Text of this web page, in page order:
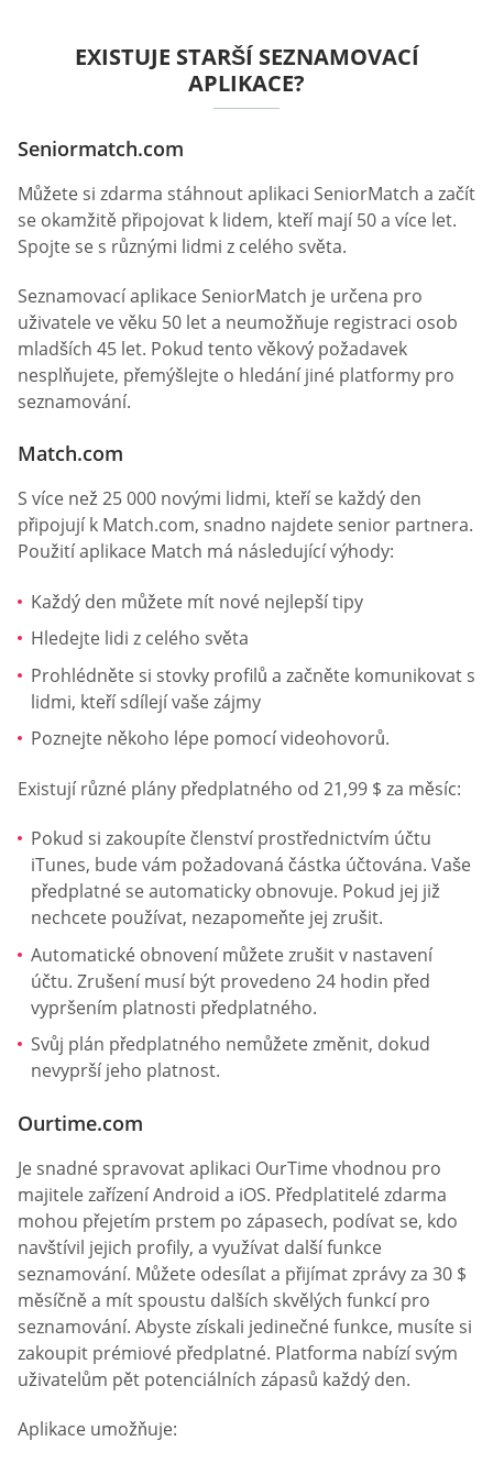
EXISTUJE STARŠÍ SEZNAMOVACÍ
APLIKACE?
Seniormatch.com
Můžete si zdarma stáhnout aplikaci SeniorMatch a začít
se okamžitě připojovat k lidem, kteří mají 50 a více let.
Spojte se s různými lidmi z celého světa.
Seznamovací aplikace SeniorMatch je určena pro
uživatele ve věku 50 let a neumožňuje registraci osob
mladších 45 let. Pokud tento věkový požadavek
nesplňujete, přemýšlejte o hledání jiné platformy pro
seznamování.
Match.com
S více než 25 000 novými lidmi, kteří se každý den
připojují k Match.com, snadno najdete senior partnera.
Použití aplikace Match má následující výhody:
Každý den můžete mít nové nejlepší tipy
Hledejte lidi z celého světa
Prohlédněte si stovky profilů a začněte komunikovat s
lidmi, kteří sdílejí vaše zájmy
Poznejte někoho lépe pomocí videohovorů.
Existují různé plány předplatného od 21,99 $ za měsíc:
Pokud si zakoupíte členství prostřednictvím účtu
iTunes, bude vám požadovaná částka účtována. Vaše
předplatné se automaticky obnovuje. Pokud jej již
nechcete používat, nezapomeňte jej zrušit.
Automatické obnovení můžete zrušit v nastavení
účtu. Zrušení musí být provedeno 24 hodin před
vypršením platnosti předplatného.
Svůj plán předplatného nemůžete změnit, dokud
nevyprší jeho platnost.
Ourtime.com
Je snadné spravovat aplikaci OurTime vhodnou pro
majitele zařízení Android a iOS. Předplatitelé zdarma
mohou přejetím prstem po zápasech, podívat se, kdo
navštívil jejich profily, a využívat další funkce
seznamování. Můžete odesílat a přijímat zprávy za 30 $
měsíčně a mít spoustu dalších skvělých funkcí pro
seznamování. Abyste získali jedinečné funkce, musíte si
zakoupit prémiové předplatné. Platforma nabízí svým
uživatelům pět potenciálních zápasů každý den.
Aplikace umožňuje: